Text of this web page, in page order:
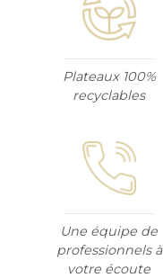
Plateaux 100%
recyclables
Une équipe de
professionnels à
votre écoute